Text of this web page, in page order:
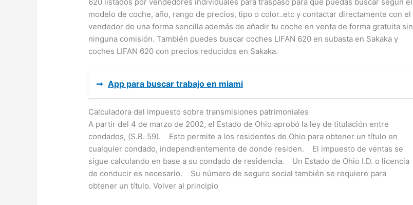
modelo de coche, año, rango de precios, tipo o color..etc y contactar directamente con el
vendedor de una forma sencilla además de añadir tu coche en venta de forma gratuita sin
ninguna comisión. También puedes buscar coches LIFAN 620 en subasta en Sakaka y
coches LIFAN 620 con precios reducidos en Sakaka.
➞ App para buscar trabajo en miami
Calculadora del impuesto sobre transmisiones patrimoniales
A partir del 4 de marzo de 2002, el Estado de Ohio aprobó la ley de titulación entre
condados, (S.B. 59). Esto permite a los residentes de Ohio para obtener un título en
cualquier condado, independientemente de donde residen. El impuesto de ventas se
sigue calculando en base a su condado de residencia. Un Estado de Ohio I.D. o licencia
de conducir es necesario. Su número de seguro social también se requiere para
obtener un título. Volver al principio